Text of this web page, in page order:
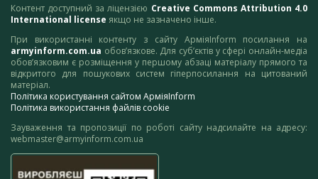
Контент доступний за ліцензією Creative Commons Attribution 4.0
International license якщо не зазначено інше.
При використанні контенту з сайту АрміяInform посилання на
armyinform.com.ua обов’язкове. Для суб’єктів у сфері онлайн-медіа
обов’язковим є розміщення у першому абзаці матеріалу прямого та
відкритого для пошукових систем гіперпосилання на цитований
матеріал.
Політика користування сайтом АрміяInform
Політика використання файлів cookie
Зауваження та пропозиції по роботі сайту надсилайте на адресу:
webmaster@armyinform.com.ua